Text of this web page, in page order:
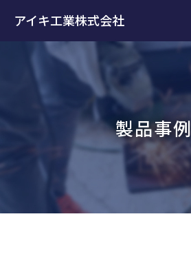
アイキ工業株式会社
製品事例